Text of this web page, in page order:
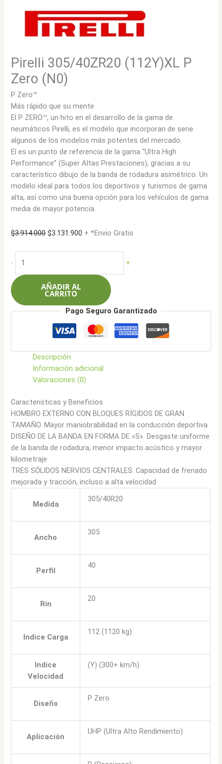
Pirelli 305/40ZR20 (112Y)XL P
Zero (N0)
P Zero™
Más rápido que su mente
El P ZERO™, un hito en el desarrollo de la gama de
neumáticos Pirelli, es el modelo que incorporan de serie
algunos de los modelos más potentes del mercado.
El es un punto de referencia de la gama “Ultra High
Performance” (Super Altas Prestaciones), gracias a su
característico dibujo de la banda de rodadura asimétrico. Un
modelo ideal para todos los deportivos y turismos de gama
alta, así como una buena opción para los vehículos de gama
media de mayor potencia.
$3.914.000El
$3.131.900 El
$3.131.900.
+ *Envio Gratis
-
305/40ZR20
(112Y)XL
Zero
(N0)
+
AÑADIR AL
CARRITO
Pago Seguro Garantizado
Descripción
Información adicional
Valoraciones (0)
Caracteristicas y Beneficios
HOMBRO EXTERNO CON BLOQUES RÍGIDOS DE GRAN
TAMAÑO. Mayor maniobrabilidad en la conducción deportiva
DISEÑO DE LA BANDA EN FORMA DE «S». Desgaste uniforme
de la banda de rodadura, menor impacto acústico y mayor
kilometraje
TRES SÓLIDOS NERVIOS CENTRALES. Capacidad de frenado
mejorada y tracción, incluso a alta velocidad
Medida
305/40R20
Ancho
305
Perfil
40
Rin
20
Indice Carga
112 (1120 kg)
Indice
Velocidad
(Y) (300+ km/h)
Diseño
P Zero
Aplicación
UHP (Ultra Alto Rendimiento)